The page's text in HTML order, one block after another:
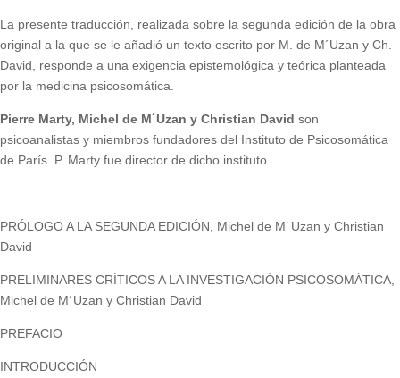
La presente traducción, realizada sobre la segunda edición de la obra
original a la que se le añadió un texto escrito por M. de M´Uzan y Ch.
David, responde a una exigencia epistemológica y teórica planteada
por la medicina psicosomática.
Pierre Marty, Michel de M´Uzan y Christian David son
psicoanalistas y miembros fundadores del Instituto de Psicosomática
de París. P. Marty fue director de dicho instituto.
PRÓLOGO A LA SEGUNDA EDICIÓN, Michel de M’ Uzan y Christian
David
PRELIMINARES CRÍTICOS A LA INVESTIGACIÓN PSICOSOMÁTICA,
Michel de M´Uzan y Christian David
PREFACIO
INTRODUCCIÓN